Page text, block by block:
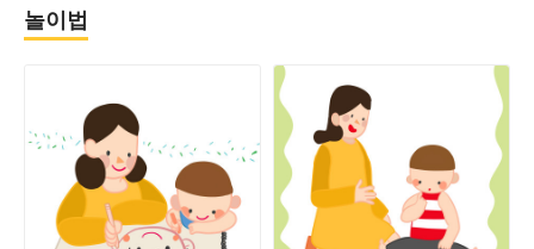
놀이법